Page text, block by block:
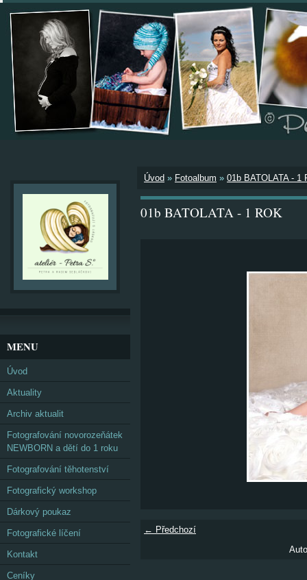
Úvod » Fotoalbum » 01b BATOLATA - 1
01b BATOLATA - 1 ROK
← Předchozí
MENU
Úvod
Aktuality
Archiv aktualit
Fotografování novorozeňátek
NEWBORN a dětí do 1 roku
Fotografování těhotenství
Fotografický workshop
Dárkový poukaz
Fotografické líčení
Kontakt
Ceníky